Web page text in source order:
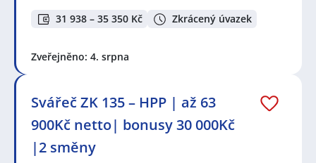
31 938 – 35 350 Kč Zkrácený úvazek
Zveřejněno: 4. srpna
Svářeč ZK 135 – HPP | až 63
900Kč netto| bonusy 30 000Kč
|2 směny